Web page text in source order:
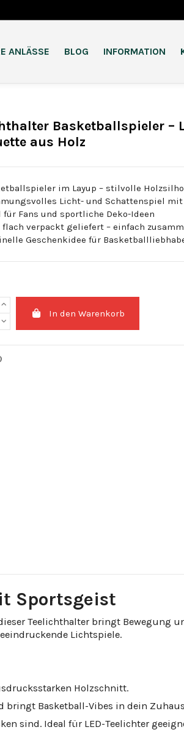
ANLÄSSE BLOG INFORMATION
Basketballspieler –
aus Holz
im Layup – stilvolle
Licht- und Schattenspiel mit
für Fans und sportliche Deko-Ideen
flach verpackt geliefert – einfach
Geschenkidee für
In den Warenkorb
Sportsgeist
Teelichthalter bringt Bewegung
Lichtspiele.
Holzschnitt.
Basketball-Vibes in dein
sind. Ideal für LED-Teelichter